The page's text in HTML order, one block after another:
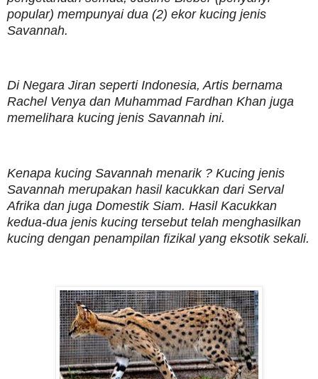
popular) mempunyai dua (2) ekor kucing jenis
Savannah.
Di Negara Jiran seperti Indonesia, Artis bernama
Rachel Venya dan Muhammad Fardhan Khan juga
memelihara kucing jenis Savannah ini.
Kenapa kucing Savannah menarik ? Kucing jenis
Savannah merupakan hasil kacukkan dari Serval
Afrika dan juga Domestik Siam. Hasil Kacukkan
kedua-dua jenis kucing tersebut telah menghasilkan
kucing dengan penampilan fizikal yang eksotik sekali.